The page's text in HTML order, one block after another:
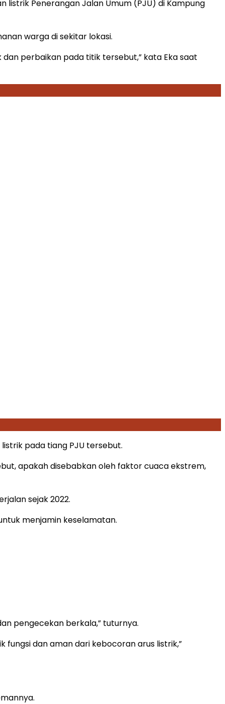
listrik Penerangan Jalan Umum (PJU) di Kampung
warga di sekitar lokasi.
perbaikan pada titik tersebut,” kata Eka saat
pada tiang PJU tersebut.
apakah disebabkan oleh faktor cuaca ekstrem,
sejak 2022.
menjamin keselamatan.
pengecekan berkala,” tuturnya.
fungsi dan aman dari kebocoran arus listrik,”